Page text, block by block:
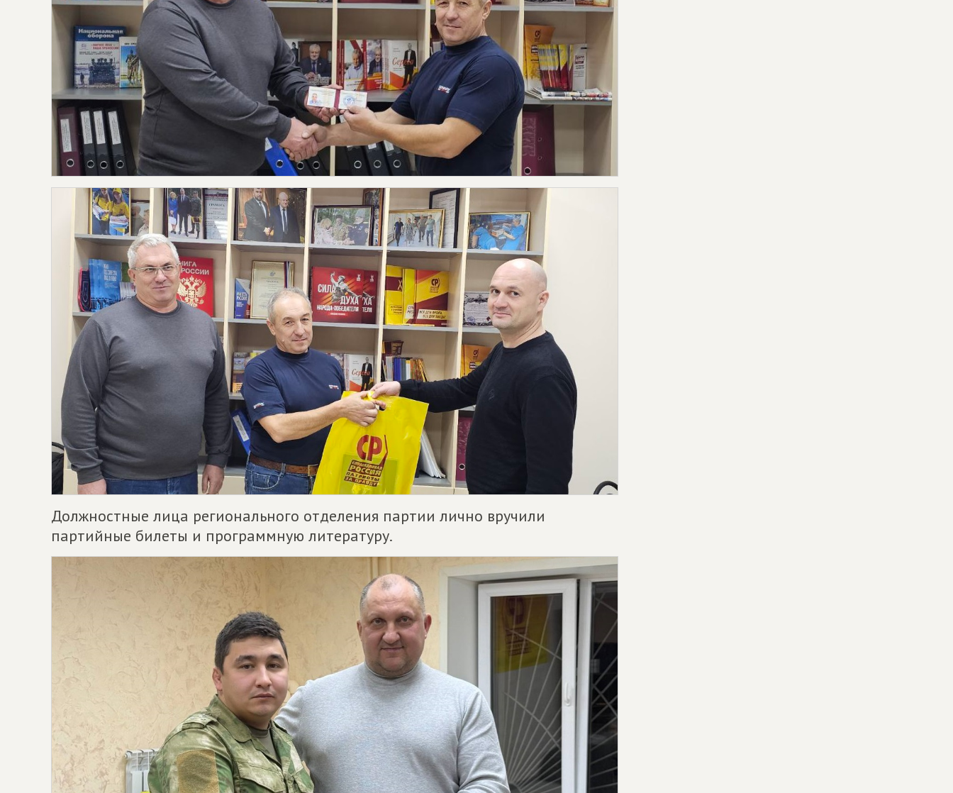
Должностные лица регионального отделения партии лично вручили
партийные билеты и программную литературу.